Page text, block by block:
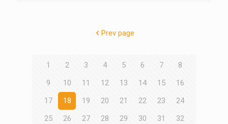
Prev page
1 2 3 4 5 6 7
8
9
10 11 12 13 14 15
16
17
18 19 20 21 22 23
24
25
26 27 28 29 30 31
32